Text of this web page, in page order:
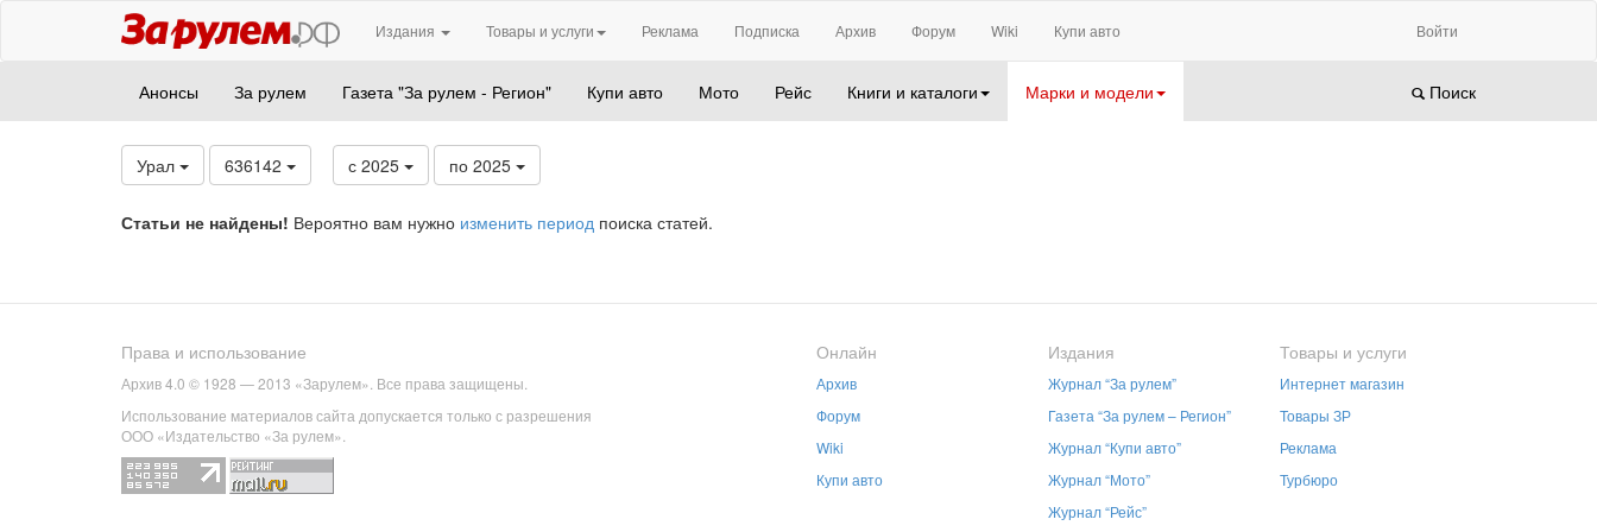
Издания Товары и услуги Реклама Подписка Архив Форум Wiki Купи авто Войти
Анонсы За рулем Газета "За рулем - Регион" Купи авто Мото Рейс Книги и каталоги Марки и модели Поиск
Урал 636142 с 2025 по 2025
Статьи не найдены! Вероятно вам нужно изменить период поиска статей.
Права и использование
Архив 4.0 © 1928 — 2013 «Зарулем». Все права защищены.
Использование материалов сайта допускается только с разрешения
ООО «Издательство «За рулем».
Онлайн
Архив
Форум
Wiki
Купи авто
Издания
Журнал “За рулем”
Газета “За рулем – Регион”
Журнал “Купи авто”
Журнал “Мото”
Журнал “Рейс”
Товары и услуги
Интернет магазин
Товары ЗР
Реклама
Турбюро